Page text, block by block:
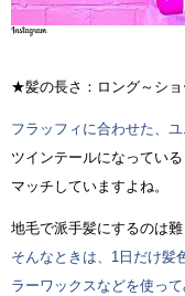
★髪の長さ：ロング～ショ
フラッフィに合わせた、
ツインテールになってい
マッチしていますよね。
地毛で派手髪にするのは難
そんなときは、1日だけ髪
ラーワックスなどを使って